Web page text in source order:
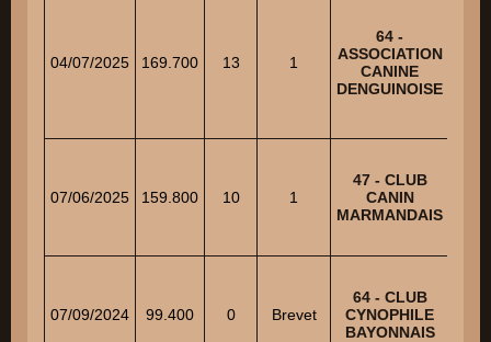
04/07/2025 169.700 13 1
64 -
ASSOCIATION
CANINE
DENGUINOISE
07/06/2025 159.800 10 1
47 - CLUB
CANIN
MARMANDAIS
07/09/2024 99.400 0 Brevet
64 - CLUB
CYNOPHILE
BAYONNAIS